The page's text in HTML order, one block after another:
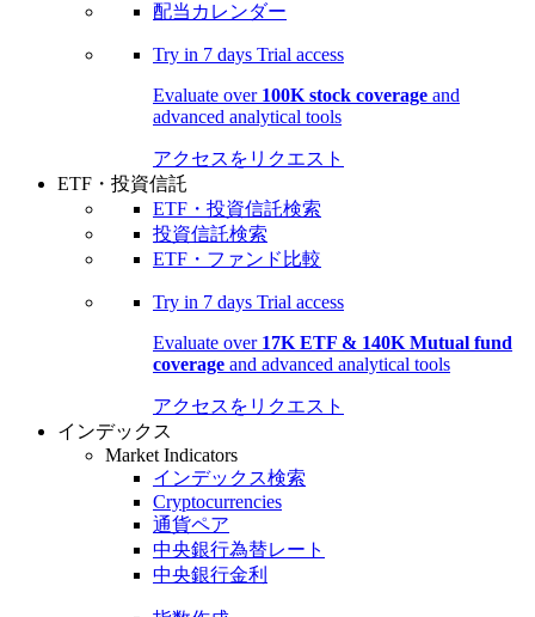
配当カレンダー
Try in 7 days Trial access
Evaluate over 100K stock coverage and
advanced analytical tools
アクセスをリクエスト
ETF・投資信託
ETF・投資信託検索
投資信託検索
ETF・ファンド比較
Try in 7 days Trial access
Evaluate over 17K ETF & 140K Mutual fund
coverage and advanced analytical tools
アクセスをリクエスト
インデックス
Market Indicators
インデックス検索
Cryptocurrencies
通貨ペア
中央銀行為替レート
中央銀行金利